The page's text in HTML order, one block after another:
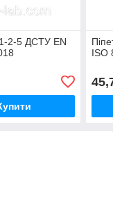
2-5 ДСТУ EN
ISO